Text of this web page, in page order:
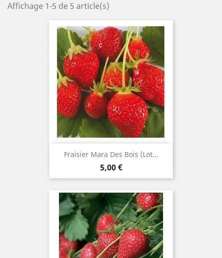
Affichage 1-5 de 5 article(s)
Fraisier Mara Des Bois (lot...
Prix
5,00 €